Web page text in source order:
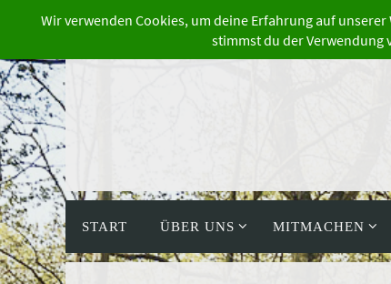
Zum
Inhalt
springen
START ÜBER UNS MITMACHEN